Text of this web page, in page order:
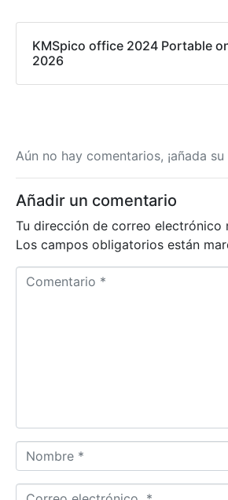
KMSpico office 2024 Portable
2026
Aún no hay comentarios, ¡añada
Añadir un comentario
Tu dirección de correo electrónico
Los campos obligatorios están
i
o
o
m